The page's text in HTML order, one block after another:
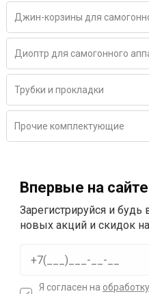
Джин-корзины для
Диоптр для самогонного
Трубки и прокладки
Прочие комплектующие
Впервые на
Зарегистрируйся и будь
новых акций и скидок
Я согласен на